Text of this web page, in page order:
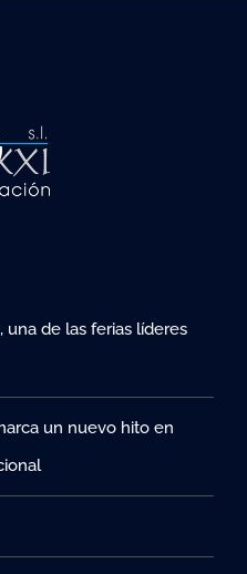
una de las ferias líderes
un nuevo hito en